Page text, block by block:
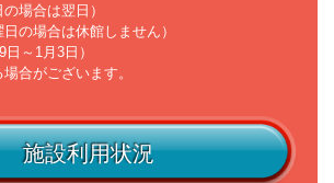
場合は翌日）
の場合は休館しません）
～1月3日）
合がございます。
施設利用状況